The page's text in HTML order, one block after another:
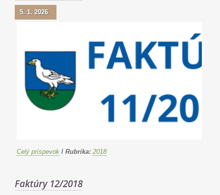
5. 1. 2026
Celý príspevok / Rubrika: 2018
Faktúry 12/2018